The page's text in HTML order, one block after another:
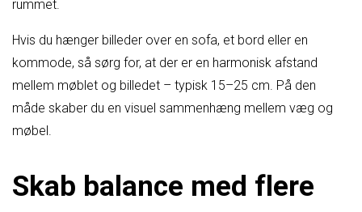
rummet.
Hvis du hænger billeder over en sofa, et bord eller en
kommode, så sørg for, at der er en harmonisk afstand
mellem møblet og billedet – typisk 15–25 cm. På den
måde skaber du en visuel sammenhæng mellem væg og
møbel.
Skab balance med flere